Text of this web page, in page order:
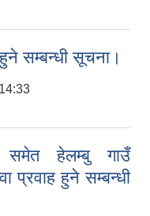
सम्बन्धी सूचना।
समेत हेलम्बु गाउँ
प्रवाह हुने सम्बन्धी